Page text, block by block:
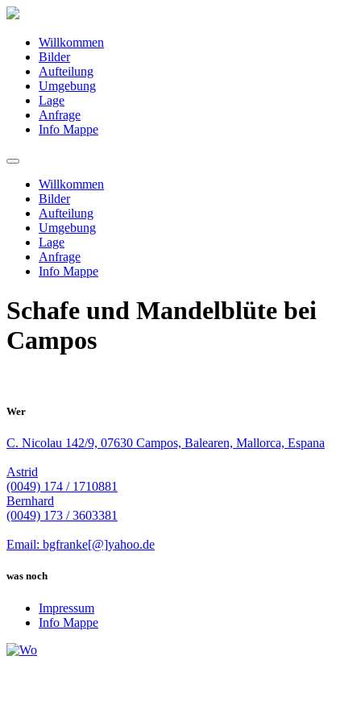
Willkommen
Bilder
Aufteilung
Umgebung
Lage
Anfrage
Info Mappe
Willkommen
Bilder
Aufteilung
Umgebung
Lage
Anfrage
Info Mappe
Schafe und Mandelblüte bei
Campos
Wer
C. Nicolau 142/9, 07630 Campos, Balearen, Mallorca, Espana
Astrid
(0049) 174 / 1710881
Bernhard
(0049) 173 / 3603381
Email: bgfranke[@]yahoo.de
was noch
Impressum
Info Mappe